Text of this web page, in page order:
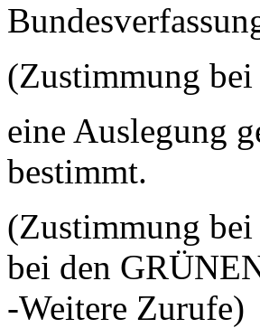
(Zustimmung
eine Auslegung
bestimmt.
(Zustimmung
bei den
-Weitere Zurufe)